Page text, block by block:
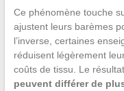
Ce phénomène touche
ajustent leurs barèmes
l’inverse, certaines
réduisent légèrement
coûts de tissu. Le
peuvent différer de